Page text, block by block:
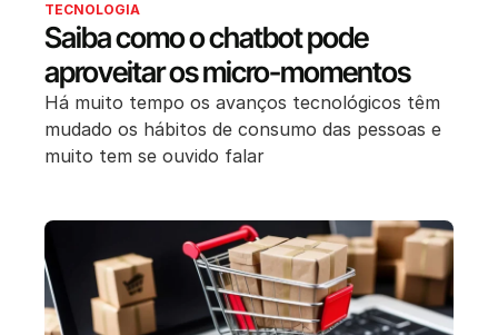
TECNOLOGIA
Saiba como o chatbot pode
aproveitar os micro-momentos
Há muito tempo os avanços tecnológicos têm
mudado os hábitos de consumo das pessoas e
muito tem se ouvido falar